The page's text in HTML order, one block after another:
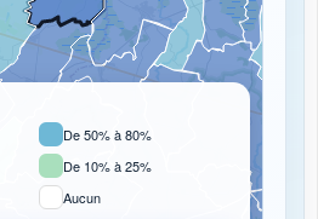
De 50% à 80%
De 10% à 25%
Aucun